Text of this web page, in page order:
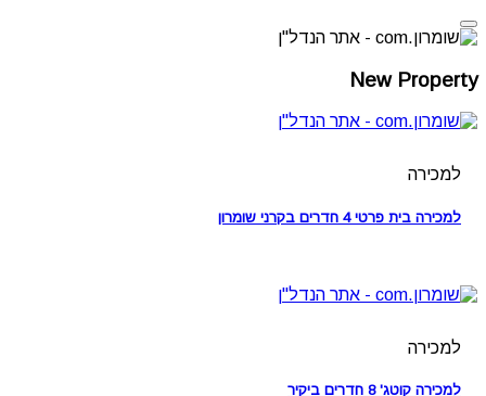
New Property
למכירה
למכירה בית פרטי 4 חדרים בקרני שומרון
למכירה
למכירה קוטג' 8 חדרים ביקיר